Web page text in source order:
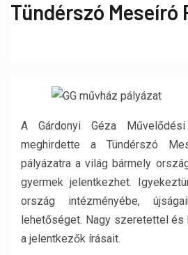
Tündérszó Meseíró
A Gárdonyi Géza
meghirdette a Tündérszó
pályázatra a világ bármely
gyermek jelentkezhet.
ország intézményébe,
lehetőséget. Nagy szeretettel és
a jelentkezők írásait.